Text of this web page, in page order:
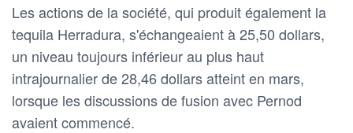
Les actions de la société, qui produit également la
tequila Herradura, s'échangeaient à 25,50 dollars,
un niveau toujours inférieur au plus haut
intrajournalier de 28,46 dollars atteint en mars,
lorsque les discussions de fusion avec Pernod
avaient commencé.